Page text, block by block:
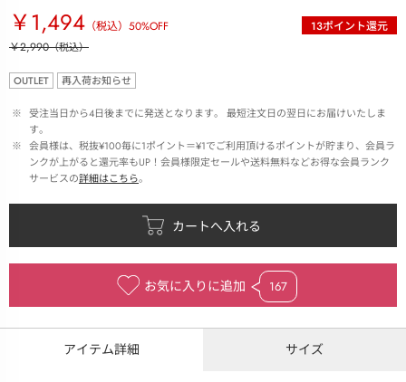
￥1,494 （税込） 50%OFF 13ポイント還元
￥2,990（税込）
OUTLET 再入荷お知らせ
※ 受注当日から4日後までに発送となります。 最短注文日の翌日にお届けいたしま
す。
※ 会員様は、税抜¥100毎に1ポイント＝¥1でご利用頂けるポイントが貯まり、会員ラ
ンクが上がると還元率もUP！会員様限定セールや送料無料などお得な会員ランク
サービスの詳細はこちら。
お気に入りに追加 167
アイテム詳細 サイズ